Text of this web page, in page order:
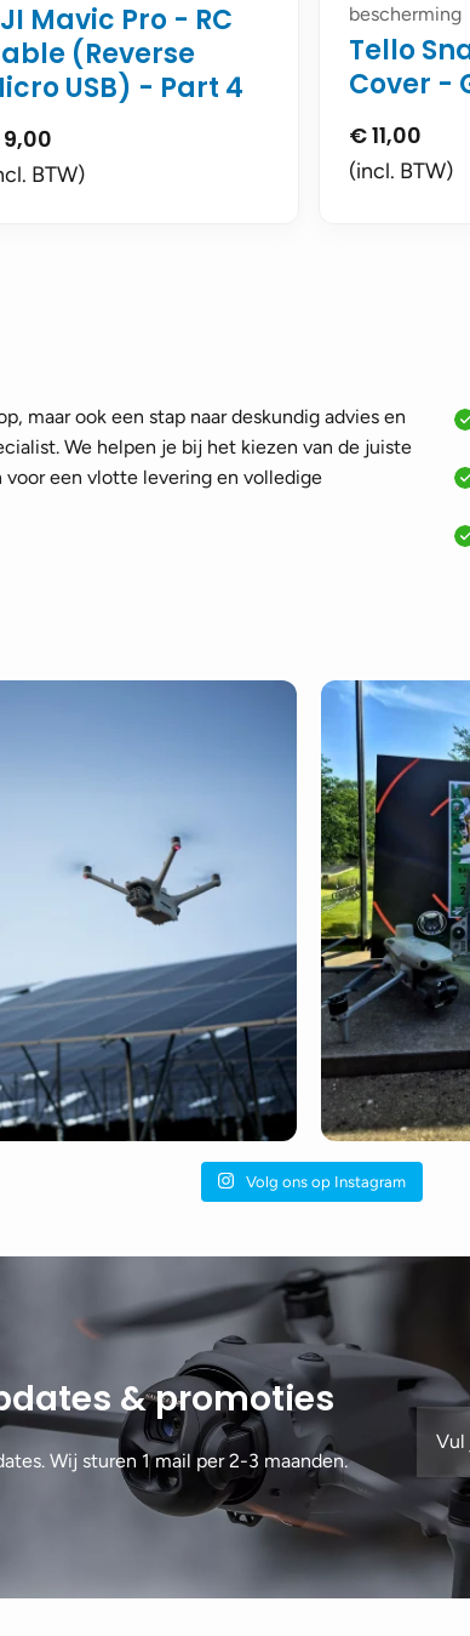
Mavic Pro - RC
(Reverse
USB) - Part 4
9,00
BTW)
bescherming
Tello
Cover -
€11,00
(incl. BTW)
maar ook een stap naar deskundig advies en
We helpen je bij het kiezen van de juiste
een vlotte levering en volledige
Volg ons op Instagram
& promoties
Wij sturen 1 mail per 2-3 maanden.